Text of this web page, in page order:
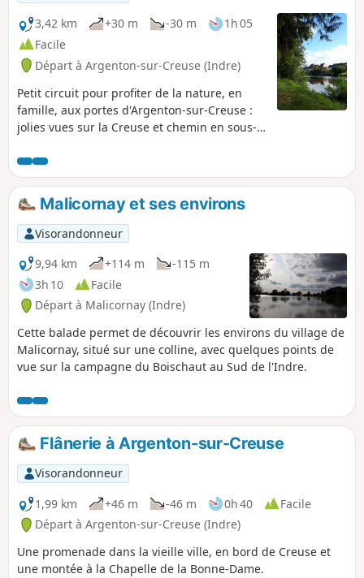
seul.
3,42 km
+30 m -30 m
1h 05
Facile
Départ à Argenton-sur-Creuse (Indre)
Petit circuit pour profiter de la nature, en
famille, aux portes d'Argenton-sur-Creuse :
jolies vues sur la Creuse et chemin en sous-
Malicornay et ses environs
Visorandonneur
9,94 km
+114 m
-115 m
3h 10
Facile
Départ à Malicornay (Indre)
Cette balade permet de découvrir les environs du village de
Malicornay, situé sur une colline, avec quelques points de
vue sur la campagne du Boischaut au Sud de l'Indre.
Flânerie à Argenton-sur-Creuse
Visorandonneur
1,99 km
+46 m -46 m 0h 40
Facile
Départ à Argenton-sur-Creuse (Indre)
Une promenade dans la vieille ville, en bord de Creuse et
une montée à la Chapelle de la Bonne-Dame.